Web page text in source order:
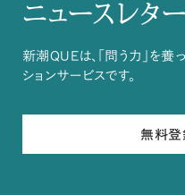
ニュースレタ
新潮QUEは、「問う力」を養
ションサービスです。
無料登